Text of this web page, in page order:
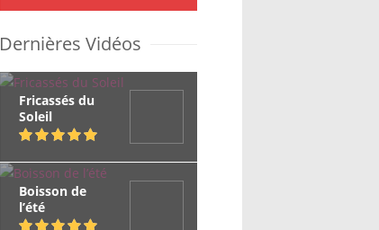
Dernières Vidéos
Fricassés du
Soleil
Boisson de
l’été